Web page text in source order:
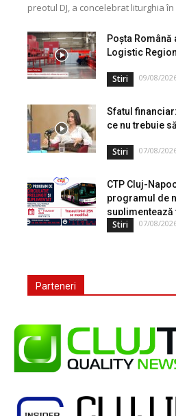
preotul DJ, a concelebrat liturghia
Credinței din...
Poșta Română
Logistic
Stiri 09/08/
Sfatul
ce nu trebuie
Stiri 07/08/
CTP Cluj-
programul de
suplimentează
Stiri 07/08/
Parteneri